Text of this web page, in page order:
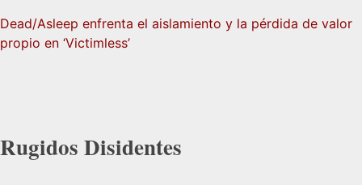
Dead/Asleep enfrenta el aislamiento y la pérdida de valor
propio en ‘Victimless’
Rugidos Disidentes